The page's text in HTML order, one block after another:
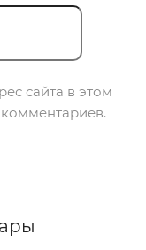
сайта в этом